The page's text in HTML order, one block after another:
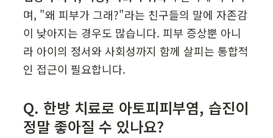
며, "왜 피부가 그래?"라는 친구들의 말에 자존감
이 낮아지는 경우도 많습니다. 피부 증상뿐 아니
라 아이의 정서와 사회성까지 함께 살피는 통합적
인 접근이 필요합니다.
Q. 한방 치료로 아토피피부염, 습진이
정말 좋아질 수 있나요?